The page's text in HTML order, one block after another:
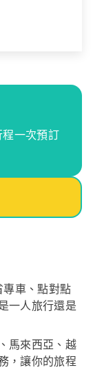
一次預訂
車、點對點
一人旅行還是
馬來西亞、越
，讓你的旅程